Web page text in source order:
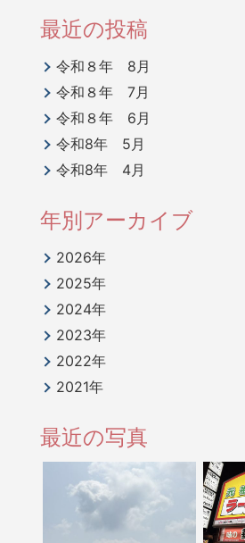
最近の投稿
令和８年 8月
令和８年 7月
令和８年 6月
令和8年 5月
令和8年 4月
年別アーカイブ
2026年
2025年
2024年
2023年
2022年
2021年
最近の写真